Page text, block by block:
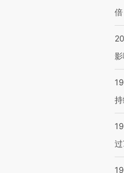
倍
持